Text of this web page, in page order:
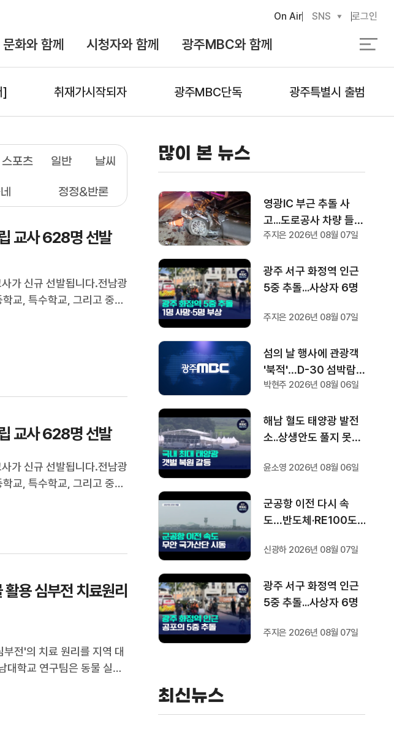
문화와 함께 시청자와 함께 광주MBC와 함께
On Air SNS 로그인
] 취재가시작되자 광주MBC단독 광주특별시 출범
스포츠 일반 날씨
정정&반론
교사 628명 선발
가 신규 선발됩니다.전남광
교, 특수학교, 그리고 중등
전과 마찬가지로 광주와 전
교사 628명 선발
가 신규 선발됩니다.전남광
교, 특수학교, 그리고 중등
전과 마찬가지로 광주와 전
용 심부전 치료원리
전'의 치료 원리를 지역 대
대학교 연구팀은 동물 실험
투여하지 않은 심부전군보
많이 본 뉴스
영광IC 부근 추돌 사
고...도로공사 차량 들이
받아 1명 부상
주지은 2026년 08월 07일
광주 서구 화정역 인근
5중 추돌...사상자 6명
주지은 2026년 08월 07일
섬의 날 행사에 관광객
'북적'…D-30 섬박람회
기대감도
박현주 2026년 08월 06일
해남 혈도 태양광 발전
소..상생안도 풀지 못한
윤소영 2026년 08월 06일
군공항 이전 다시 속
도…반도체·RE100도
신광하 2026년 08월 07일
광주 서구 화정역 인근
5중 추돌...사상자 6명
주지은 2026년 08월 07일
최신뉴스